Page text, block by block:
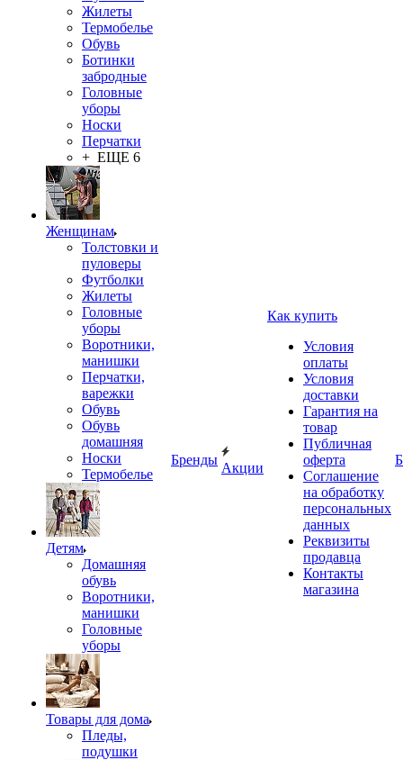
Жилеты
Термобелье
Обувь
Ботинки
забродные
Головные
уборы
Носки
Перчатки
+ ЕЩЕ 6
Женщинам
Толстовки и
пуловеры
Футболки
Жилеты
Головные
уборы
Воротники,
манишки
Перчатки,
варежки
Обувь
Обувь
домашняя
Носки
Термобелье
Детям
Домашняя
обувь
Воротники,
манишки
Головные
уборы
Товары для дома
Пледы,
подушки
Бренды
Акции
Как купить
Условия
оплаты
Условия
доставки
Гарантия на
товар
Публичная
оферта
Соглашение
на обработку
персональных
данных
Реквизиты
продавца
Контакты
магазина